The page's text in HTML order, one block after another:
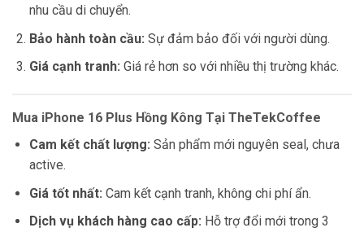
nhu cầu di chuyển.
Bảo hành toàn cầu: Sự đảm bảo đối với người dùng.
Giá cạnh tranh: Giá rẻ hơn so với nhiều thị trường khác.
Mua iPhone 16 Plus Hồng Kông Tại TheTekCoffee
Cam kết chất lượng: Sản phẩm mới nguyên seal, chưa
active.
Giá tốt nhất: Cam kết cạnh tranh, không chi phí ẩn.
Dịch vụ khách hàng cao cấp: Hỗ trợ đổi mới trong 3